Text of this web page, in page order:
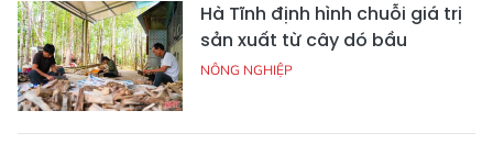
Hà Tĩnh định hình chuỗi giá trị
sản xuất từ cây dó bầu
NÔNG NGHIỆP